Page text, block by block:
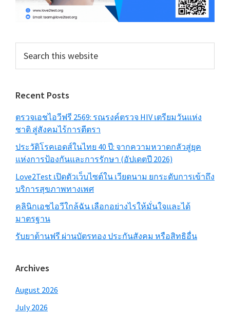
this
Recent Posts
ตรวจเอชไอวีฟรี 2569: รณรงค์ตรวจ HIV เตรียมวันแห่ง
ชาติ สู่สังคมไร้การตีตรา
ประวัติโรคเอดส์ในไทย 40 ปี: จากความหวาดกลัวสู่ยุค
แห่งการป้องกันและการรักษา (อัปเดตปี 2026)
Love2Test เปิดตัวเว็บไซต์ใน เวียดนาม ยกระดับการเข้าถึง
บริการสุขภาพทางเพศ
คลินิกเอชไอวีใกล้ฉัน เลือกอย่างไรให้มั่นใจและได้
มาตรฐาน
รับยาต้านฟรี ผ่านบัตรทอง ประกันสังคม หรือสิทธิอื่น
Archives
August 2026
July 2026